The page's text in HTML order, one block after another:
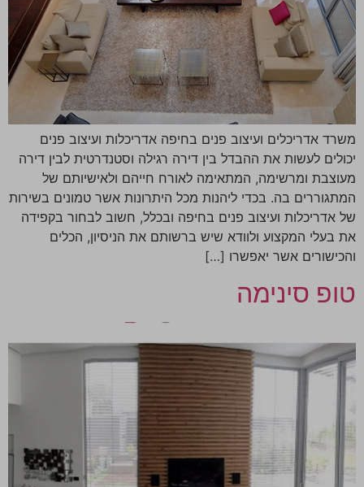
משרד אדריכלים ועיצוב פנים בחיפה אדריכלות ועיצוב פנים
יכולים לעשות את ההבדל בין דירה רגילה וסטנדרטית לבין דירה
מעוצבת ומרשימה, המתאימה לאורח חייהם ולאישיותם של
המתגוררים בה. בכדי ליהנות מכל היתרונות אשר טמונים בשירות
של אדריכלות ועיצוב פנים בחיפה ובכלל, חשוב לבחור בקפידה
את בעלי המקצוע ולוודא שיש ברשותם את הניסיון, הכלים
והכישורים אשר יאפשרו […]
טופ סינימה